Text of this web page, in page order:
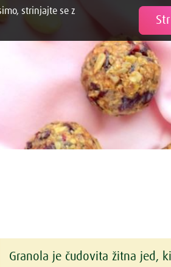
Granola je čudovita žitna jed,
strinjajte se z
Tweet